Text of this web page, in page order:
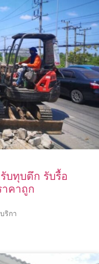
บทุบตึก รับรื้อ
คาถูก
ริกา